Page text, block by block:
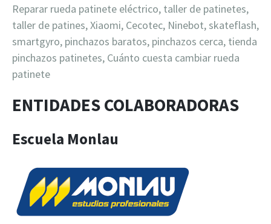
Reparar rueda patinete eléctrico, taller de patinetes,
taller de patines, Xiaomi, Cecotec, Ninebot, skateflash,
smartgyro, pinchazos baratos, pinchazos cerca, tienda
pinchazos patinetes, Cuánto cuesta cambiar rueda
patinete
ENTIDADES COLABORADORAS
Escuela Monlau